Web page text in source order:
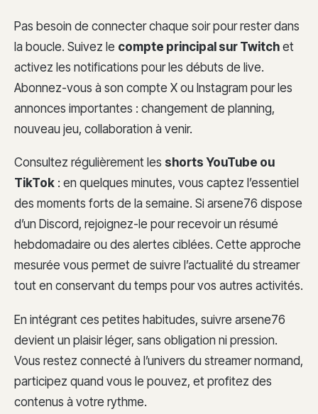
Pas besoin de connecter chaque soir pour rester dans
la boucle. Suivez le compte principal sur Twitch et
activez les notifications pour les débuts de live.
Abonnez-vous à son compte X ou Instagram pour les
annonces importantes : changement de planning,
nouveau jeu, collaboration à venir.
Consultez régulièrement les shorts YouTube ou
TikTok : en quelques minutes, vous captez l’essentiel
des moments forts de la semaine. Si arsene76 dispose
d’un Discord, rejoignez-le pour recevoir un résumé
hebdomadaire ou des alertes ciblées. Cette approche
mesurée vous permet de suivre l’actualité du streamer
tout en conservant du temps pour vos autres activités.
En intégrant ces petites habitudes, suivre arsene76
devient un plaisir léger, sans obligation ni pression.
Vous restez connecté à l’univers du streamer normand,
participez quand vous le pouvez, et profitez des
contenus à votre rythme.